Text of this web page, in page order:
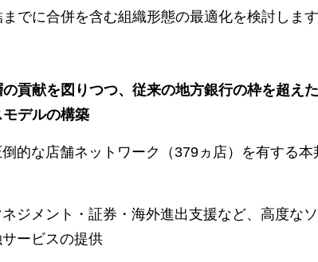
でに合併を含む組織形態の最適化を検討します
貢献を図りつつ、従来の地方銀行の枠を超え
デルの構築
的な店舗ネットワーク（379ヵ店）を有する
ジメント・証券・海外進出支援など、高度な
ービスの提供